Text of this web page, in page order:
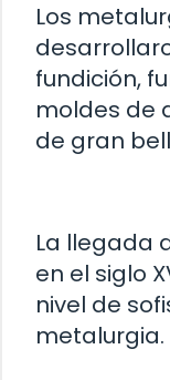
Los
fundición,
moldes de
de gran
La llegada
en el siglo
nivel de
metalurgia.